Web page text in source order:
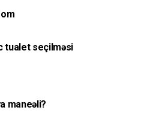
tualet seçilməsi
maneəli?